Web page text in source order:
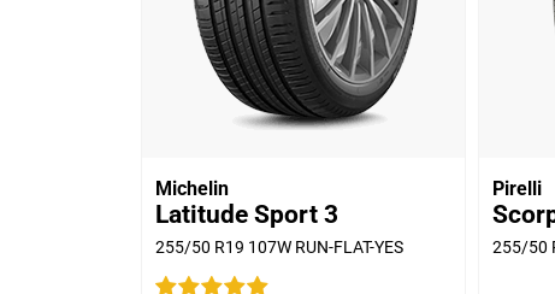
Michelin
Latitude Sport 3
255/50 R19 107W RUN-FLAT-YES
Pirelli
255/50